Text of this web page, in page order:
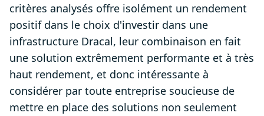
critères analysés offre isolément un rendement
positif dans le choix d'investir dans une
infrastructure Dracal, leur combinaison en fait
une solution extrêmement performante et à très
haut rendement, et donc intéressante à
considérer par toute entreprise soucieuse de
mettre en place des solutions non seulement